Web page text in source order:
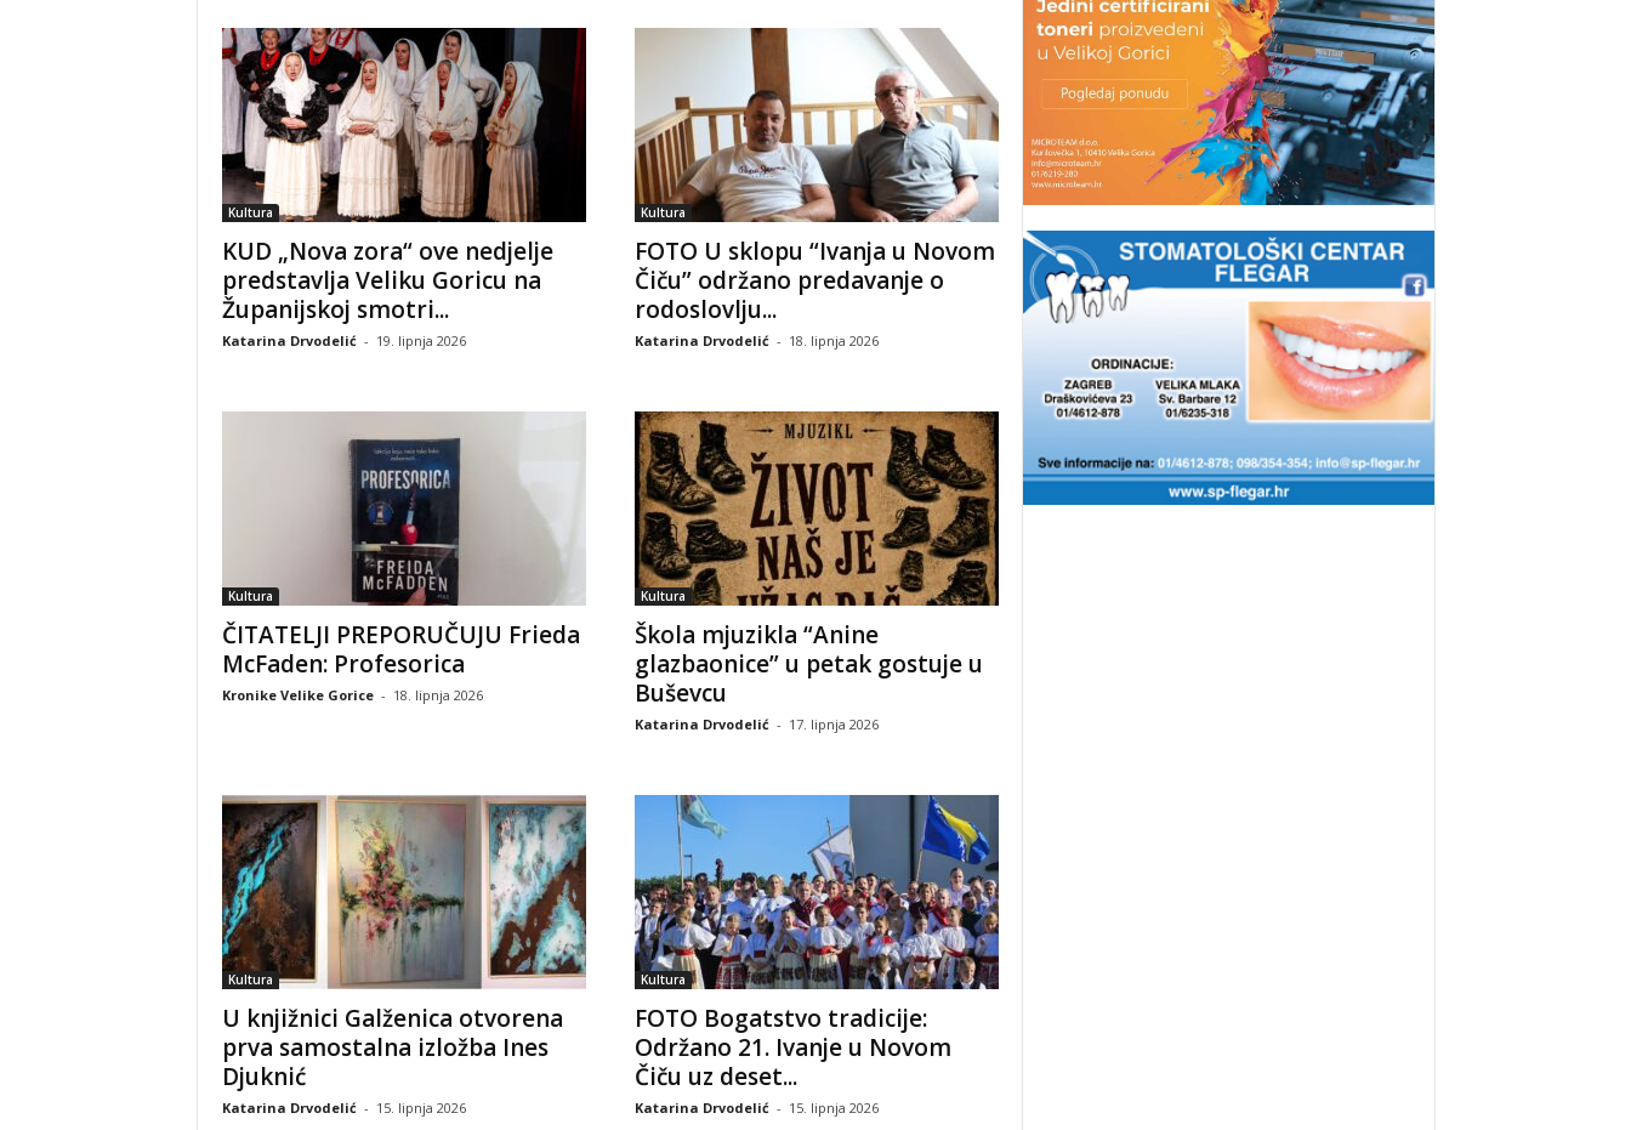
Kultura
KUD „Nova zora“ ove nedjelje
predstavlja Veliku Goricu na
Županijskoj smotri...
Katarina Drvodelić - 19. lipnja 2026
Kultura
FOTO U sklopu “Ivanja u Novom
Čiču” održano predavanje o
rodoslovlju...
Katarina Drvodelić - 18. lipnja 2026
Kultura
ČITATELJI PREPORUČUJU Frieda
McFaden: Profesorica
Kronike Velike Gorice - 18. lipnja 2026
Kultura
Škola mjuzikla “Anine
glazbaonice” u petak gostuje u
Buševcu
Katarina Drvodelić - 17. lipnja 2026
Kultura
U knjižnici Galženica otvorena
prva samostalna izložba Ines
Djuknić
Katarina Drvodelić - 15. lipnja 2026
Kultura
FOTO Bogatstvo tradicije:
Održano 21. Ivanje u Novom
Čiču uz deset...
Katarina Drvodelić - 15. lipnja 2026